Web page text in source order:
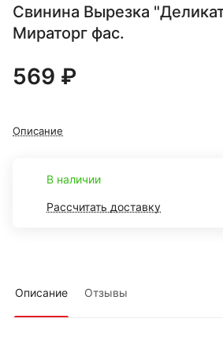
Свинина Вырезка
Мираторг фас.
569 ₽
Описание
В наличии
Рассчитать доставку
Описание Отзывы